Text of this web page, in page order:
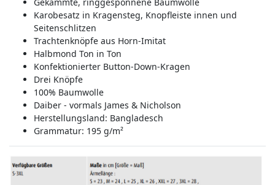
Karobesatz in Kragensteg, Knopfleiste innen und
Seitenschlitzen
Trachtenknöpfe aus Horn-Imitat
Halbmond Ton in Ton
Konfektionierter Button-Down-Kragen
Drei Knöpfe
100% Baumwolle
Daiber - vormals James & Nicholson
Herstellungsland: Bangladesch
Grammatur: 195 g/m²